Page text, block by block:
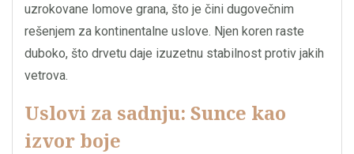
uzrokovane lomove grana, što je čini dugovečnim
rešenjem za kontinentalne uslove. Njen koren raste
duboko, što drvetu daje izuzetnu stabilnost protiv jakih
vetrova.
Uslovi za sadnju: Sunce kao
izvor boje